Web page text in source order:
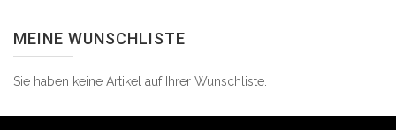
MEINE WUNSCHLISTE
Sie haben keine Artikel auf Ihrer Wunschliste.